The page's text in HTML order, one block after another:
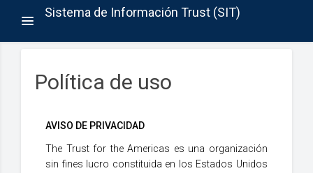
Toggle
navigation
Sistema de Información Trust (SIT)
Política de uso
AVISO DE PRIVACIDAD
The Trust for the Americas es una organización
sin fines lucro constituida en los Estados Unidos